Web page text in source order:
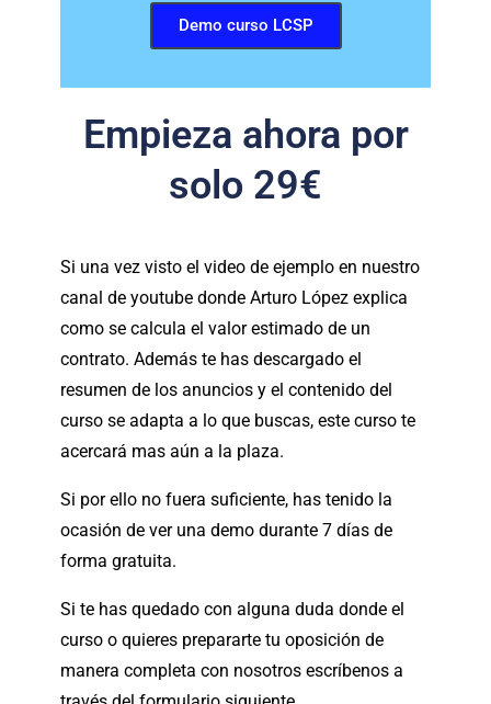
Demo curso LCSP
Empieza ahora por
solo 29€
Si una vez visto el video de ejemplo en nuestro
canal de youtube donde Arturo López explica
como se calcula el valor estimado de un
contrato. Además te has descargado el
resumen de los anuncios y el contenido del
curso se adapta a lo que buscas, este curso te
acercará mas aún a la plaza.
Si por ello no fuera suficiente, has tenido la
ocasión de ver una demo durante 7 días de
forma gratuita.
Si te has quedado con alguna duda donde el
curso o quieres prepararte tu oposición de
manera completa con nosotros escríbenos a